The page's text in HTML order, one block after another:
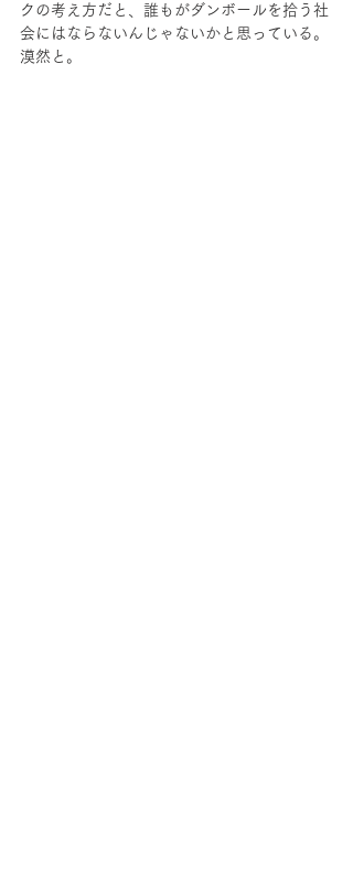
クの考え方だと、誰もがダンボールを拾う社
会にはならないんじゃないかと思っている。
漠然と。